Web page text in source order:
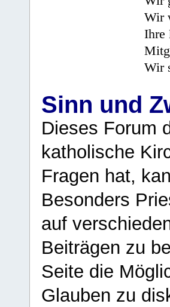
Wir
Ihre
Wir
Sinn und
Dieses Forum
katholische
Fragen hat,
Besonders
auf
Beiträgen zu
Seite die
Glauben zu